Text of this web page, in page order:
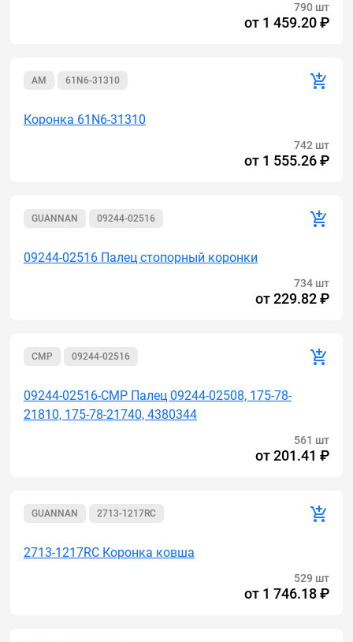
790 шт
от 1 459.20 ₽
AM 61N6-31310
Коронка 61N6-31310
742 шт
от 1 555.26 ₽
GUANNAN 09244-02516
09244-02516 Палец стопорный коронки
734 шт
от229.82 ₽
CMP 09244-02516
09244-02516-CMP Палец 09244-02508, 175-78-
21810, 175-78-21740, 4380344
561 шт
от201.41 ₽
GUANNAN 2713-1217RC
2713-1217RC Коронка ковша
529 шт
от 1 746.18 ₽